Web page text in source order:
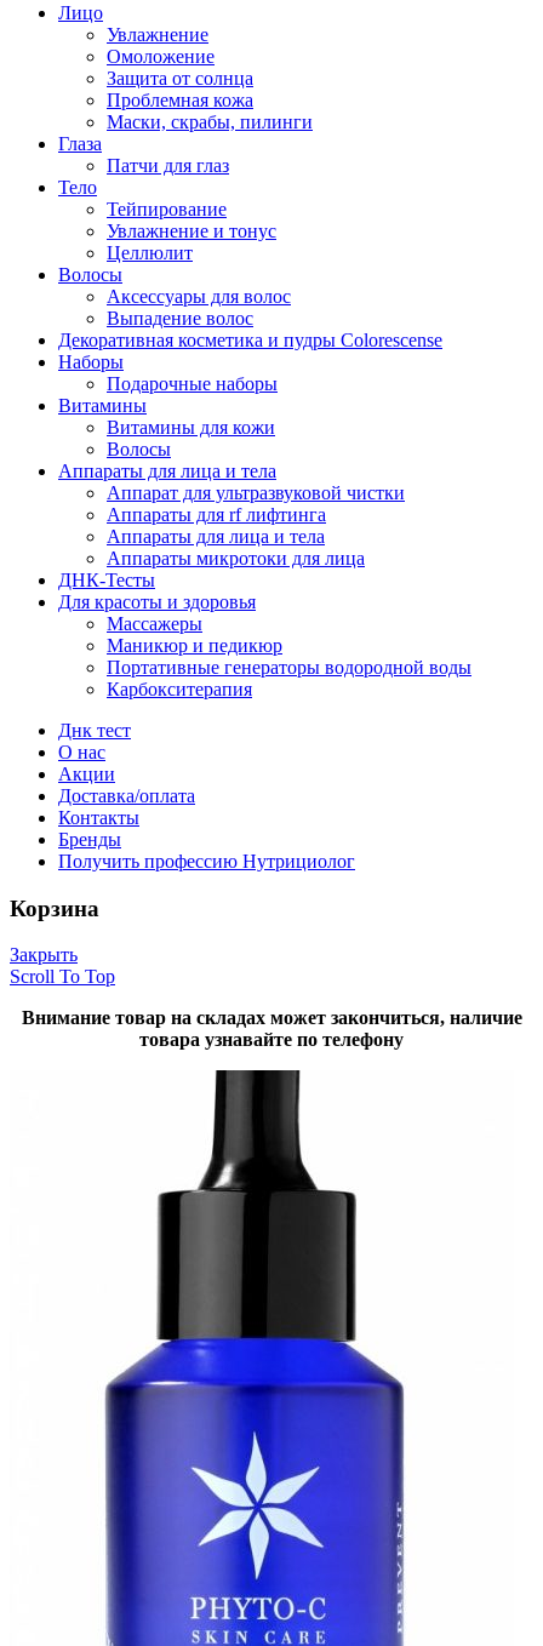
Лицо
Увлажнение
Омоложение
Защита от солнца
Проблемная кожа
Маски, скрабы, пилинги
Глаза
Патчи для глаз
Тело
Тейпирование
Увлажнение и тонус
Целлюлит
Волосы
Аксессуары для волос
Выпадение волос
Декоративная косметика и пудры Colorescense
Наборы
Подарочные наборы
Витамины
Витамины для кожи
Волосы
Аппараты для лица и тела
Аппарат для ультразвуковой чистки
Аппараты для rf лифтинга
Аппараты для лица и тела
Аппараты микротоки для лица
ДНК-Тесты
Для красоты и здоровья
Массажеры
Маникюр и педикюр
Портативные генераторы водородной воды
Карбокситерапия
Днк тест
О нас
Акции
Доставка/оплата
Контакты
Бренды
Получить профессию Нутрициолог
Корзина
Закрыть
Scroll To Top
Внимание товар на складах может закончиться, наличие
товара узнавайте по телефону